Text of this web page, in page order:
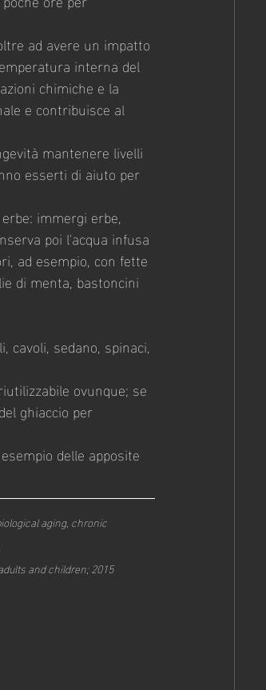
ad avere un impatto
interna del
chimiche e la
e contribuisce al
mantenere livelli
esserti di aiuto per
erbe: immergi erbe,
poi l'acqua infusa
ad esempio, con fette
di menta, bastoncini
cavoli, sedano, spinaci,
ovunque; se
ghiaccio per
esempio delle apposite
aging, chronic
and children; 2015